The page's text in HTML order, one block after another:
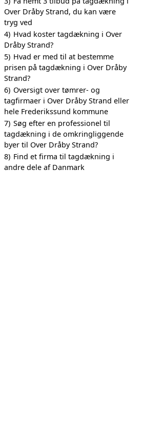
Over Dråby Strand, du kan være
tryg ved
4) Hvad koster tagdækning i Over
Dråby Strand?
5) Hvad er med til at bestemme
prisen på tagdækning i Over Dråby
Strand?
6) Oversigt over tømrer- og
tagfirmaer i Over Dråby Strand eller
hele Frederikssund kommune
7) Søg efter en professionel til
tagdækning i de omkringliggende
byer til Over Dråby Strand?
8) Find et firma til tagdækning i
andre dele af Danmark